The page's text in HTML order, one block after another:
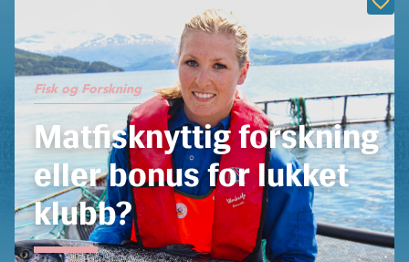
Fisk og Forskning
Matfisknyttig forskning
eller bonus for lukket
klubb?